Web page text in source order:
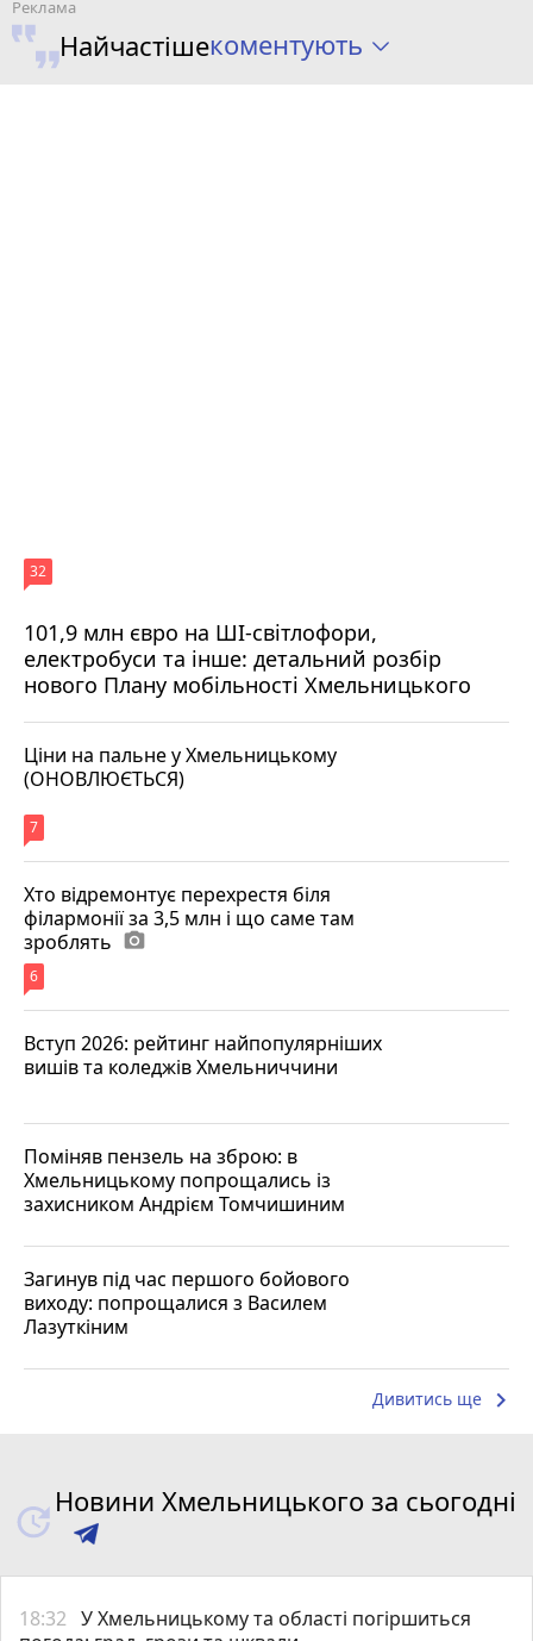
Найчастішекоментують
101,9 млн євро на ШІ-світлофори,
електробуси та інше: детальний розбір
нового Плану мобільності Хмельницького
32
Ціни на пальне у Хмельницькому
(ОНОВЛЮЄТЬСЯ)
7
Хто відремонтує перехрестя біля
філармонії за 3,5 млн і що саме там
зроблять photo_camera
6
Вступ 2026: рейтинг найпопулярніших
вишів та коледжів Хмельниччини
Поміняв пензель на зброю: в
Хмельницькому попрощались із
захисником Андрієм Томчишиним
Загинув під час першого бойового
виходу: попрощалися з Василем
Лазуткіним
Дивитись ще keyboard_arrow_right
Новини Хмельницького за сьогодні
18:32 У Хмельницькому та області погіршиться